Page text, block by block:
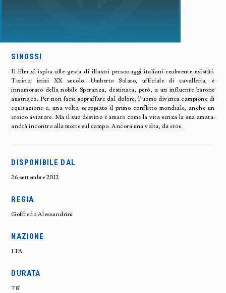
SINOSSI
Il film si ispira alle gesta di illustri personaggi italiani realmente esistiti.
Torino, inizi XX secolo. Umberto Solaro, ufficiale di cavalleria, è
innamorato della nobile Speranza, destinata, però, a un influente barone
austriaco. Per non farsi sopraffare dal dolore, l’uomo diventa campione di
equitazione e, una volta scoppiato il primo conflitto mondiale, anche un
eroico aviatore. Ma il suo destino è amaro come la vita senza la sua amata:
andrà incontro alla morte sul campo. Ancora una volta, da eroe.
DISPONIBILE DAL
26 settembre 2012
REGIA
Goffredo Alessandrini
NAZIONE
ITA
DURATA
78'